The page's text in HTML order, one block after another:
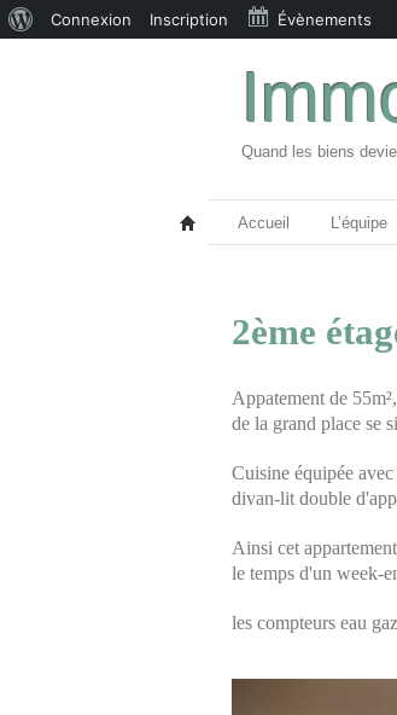
Quand les biens
Accueil L’équipe
2ème
Appatement de
de la grand place se
Cuisine équipée
divan-lit double
Ainsi cet
le temps d'un week-
les compteurs eau
Connexion Inscription
Évènements